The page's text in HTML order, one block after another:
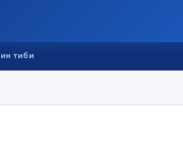
тиби